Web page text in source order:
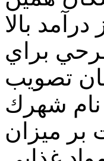
بالا
براي
تصويب
شهرك
ميزان